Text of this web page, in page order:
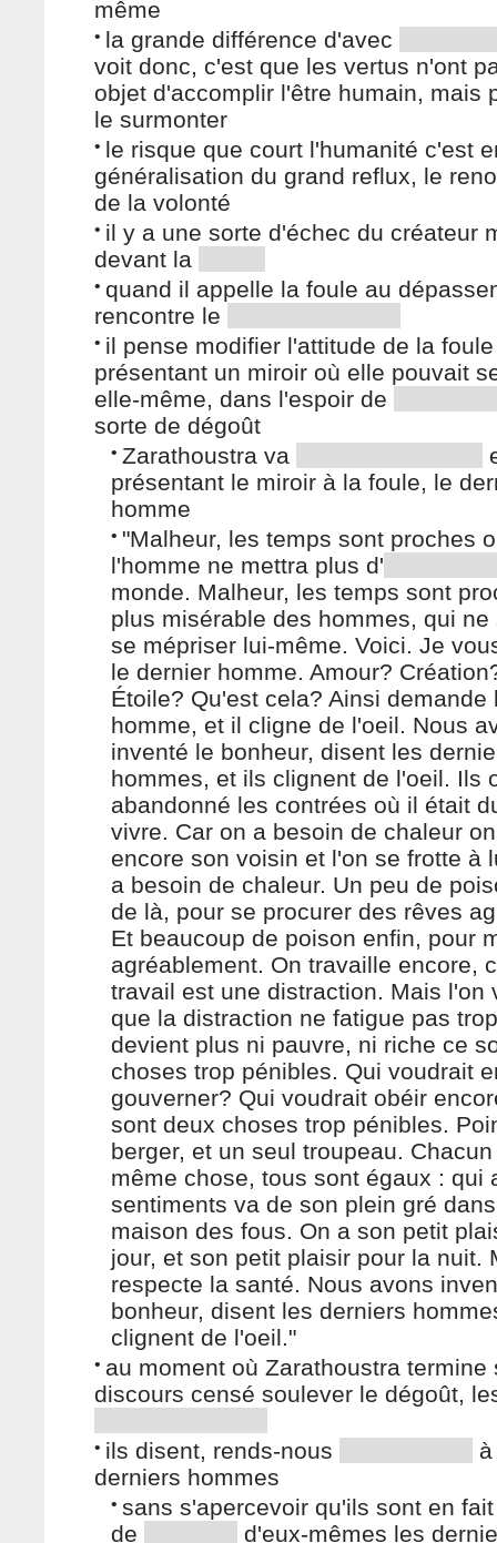
même
• la grande différence d'avec
voit donc, c'est que les vertus n'ont
objet d'accomplir l'être humain, mais
le surmonter
• le risque que court l'humanité c'est
généralisation du grand reflux, le
de la volonté
• il y a une sorte d'échec du créateur
devant la
• quand il appelle la foule au
rencontre le
• il pense modifier l'attitude de la
présentant un miroir où elle pouvait
elle-même, dans l'espoir de
sorte de dégoût
• Zarathoustra va
présentant le miroir à la foule, le
homme
• "Malheur, les temps sont proches
l'homme ne mettra plus d'
monde. Malheur, les temps sont
plus misérable des hommes, qui ne
se mépriser lui-même. Voici. Je
le dernier homme. Amour?
Étoile? Qu'est cela? Ainsi demande
homme, et il cligne de l'oeil. Nous
inventé le bonheur, disent les
hommes, et ils clignent de l'oeil. Ils
abandonné les contrées où il était
vivre. Car on a besoin de chaleur
encore son voisin et l'on se frotte à
a besoin de chaleur. Un peu de
de là, pour se procurer des rêves
Et beaucoup de poison enfin, pour
agréablement. On travaille encore,
travail est une distraction. Mais l'on
que la distraction ne fatigue pas
devient plus ni pauvre, ni riche ce
choses trop pénibles. Qui voudrait
gouverner? Qui voudrait obéir
sont deux choses trop pénibles.
berger, et un seul troupeau.
même chose, tous sont égaux : qui
sentiments va de son plein gré
maison des fous. On a son petit
jour, et son petit plaisir pour la nuit.
respecte la santé. Nous avons
bonheur, disent les derniers
clignent de l'oeil."
• au moment où Zarathoustra termine
discours censé soulever le dégoût,
• ils disent, rends-nous
derniers hommes
• sans s'apercevoir qu'ils sont en
de
d'eux-mêmes les